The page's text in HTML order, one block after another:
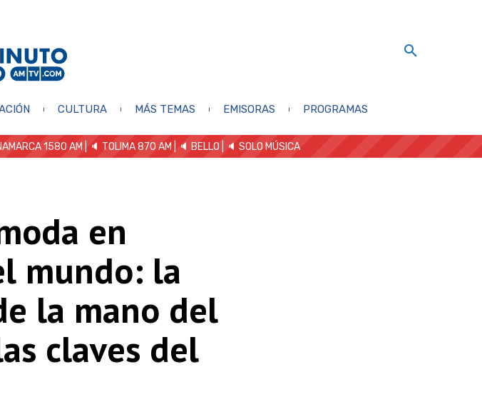
CULTURA MÁS TEMAS EMISORAS PROGRAMAS
1580 AM | 🔈 TOLIMA 870 AM | 🔈 BELLO 🔈 SOLO MÚSICA
en
mundo: la
la mano del
claves del